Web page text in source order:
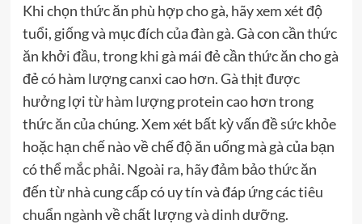
Khi chọn thức ăn phù hợp cho gà, hãy xem xét độ
tuổi, giống và mục đích của đàn gà. Gà con cần thức
ăn khởi đầu, trong khi gà mái đẻ cần thức ăn cho gà
đẻ có hàm lượng canxi cao hơn. Gà thịt được
hưởng lợi từ hàm lượng protein cao hơn trong
thức ăn của chúng. Xem xét bất kỳ vấn đề sức khỏe
hoặc hạn chế nào về chế độ ăn uống mà gà của bạn
có thể mắc phải. Ngoài ra, hãy đảm bảo thức ăn
đến từ nhà cung cấp có uy tín và đáp ứng các tiêu
chuẩn ngành về chất lượng và dinh dưỡng.